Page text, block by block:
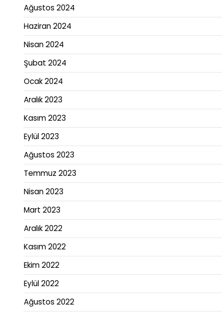
Ağustos 2024
Haziran 2024
Nisan 2024
Şubat 2024
Ocak 2024
Aralık 2023
Kasım 2023
Eylül 2023
Ağustos 2023
Temmuz 2023
Nisan 2023
Mart 2023
Aralık 2022
Kasım 2022
Ekim 2022
Eylül 2022
Ağustos 2022